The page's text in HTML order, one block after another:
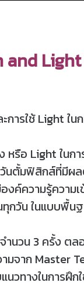
ารใช้ Light ใ
หรือ Light
ตั้มฟิสิกส์ที่มีผล
ค์ความรู้ความ
ทุกวัน ในแบบพื้น
นวน 3 ครั้ง ต
มจาก Master
วทางในการ